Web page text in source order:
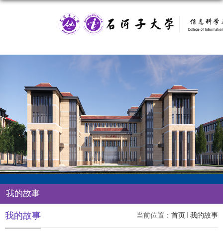
我的故事
当前位置： 首页 我的故事
我的故事